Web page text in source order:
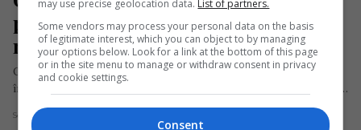
pacienților suspecți de infecție cu
noul coronavirus (COVID-19)
Organizația Mondială a Sănătății a întocmit un ghid rapid de
îngrijire la domiciliu a pacienților suspecți de infecție cu noul…
Scris de Daniela Stoica
may use precise geolocation data. List of partners.
Some vendors may process your personal data on the basis
of legitimate interest, which you can object to by managing
your options below. Look for a link at the bottom of this page
or in the site menu to manage or withdraw consent in privacy
and cookie settings.
Consent